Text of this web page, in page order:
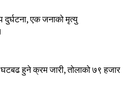
दुर्घटना, एक जनाको मृत्यु
हुने क्रम जारी, तोलाको ७९ हजार